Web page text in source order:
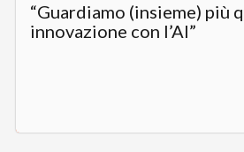
“Guardiamo (insieme) più
innovazione con l’AI”